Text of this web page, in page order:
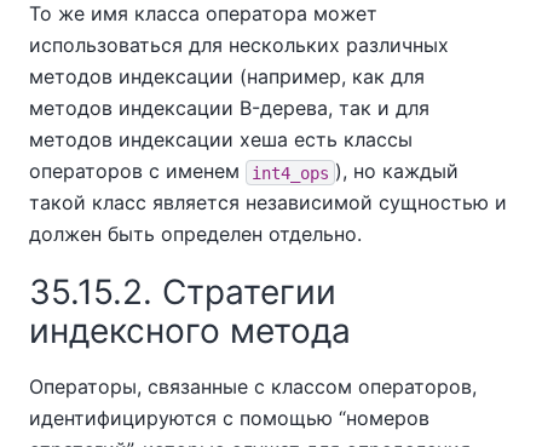
То же имя класса оператора может
использоваться для нескольких различных
методов индексации (например, как для
методов индексации B-дерева, так и для
методов индексации хеша есть классы
операторов с именем
int4_ops ), но каждый
такой класс является независимой сущностью и
должен быть определен отдельно.
35.15.2. Стратегии
индексного метода
Операторы, связанные с классом операторов,
идентифицируются с помощью “номеров